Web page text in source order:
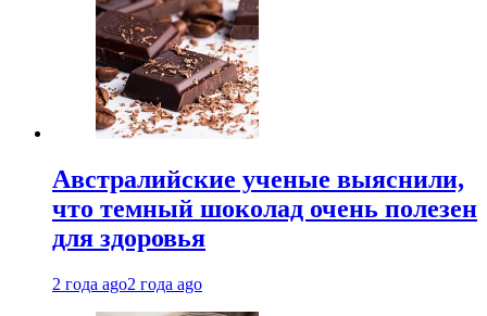
Австралийские ученые выяснили,
что темный шоколад очень полезен
для здоровья
2 года ago2 года ago